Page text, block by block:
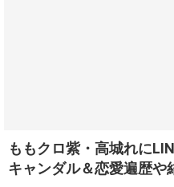
ももクロ紫・高城れに
キャンダル＆恋愛遍歴や